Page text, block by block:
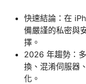
快速結論：在
備嚴謹的私密與
擇。
2026 年趨勢：
換、混淆伺服器
化。